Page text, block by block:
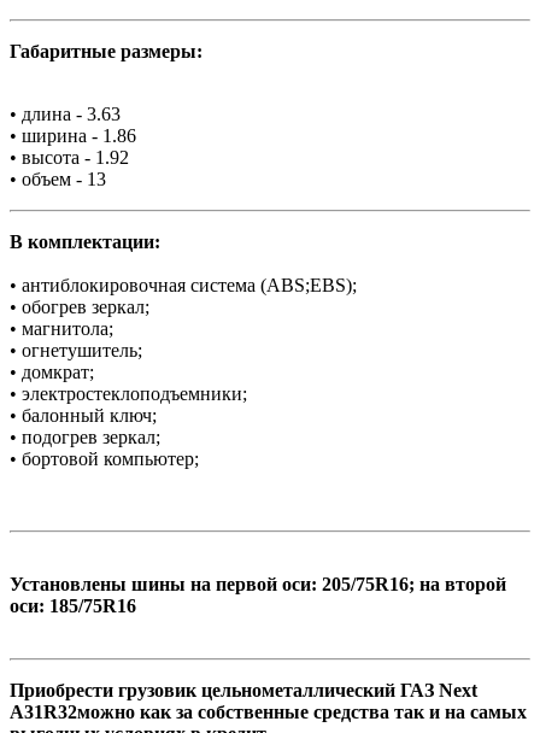
Габаритные размеры:
• длина - 3.63
• ширина - 1.86
• высота - 1.92
• объем - 13
В комплектации:
• антиблокировочная система (ABS;EBS);
• обогрев зеркал;
• магнитола;
• огнетушитель;
• домкрат;
• электростеклоподъемники;
• балонный ключ;
• подогрев зеркал;
• бортовой компьютер;
Установлены шины на первой оси: 205/75R16; на второй
оси: 185/75R16
Приобрести грузовик цельнометаллический ГАЗ Next
A31R32можно как за собственные средства так и на самых